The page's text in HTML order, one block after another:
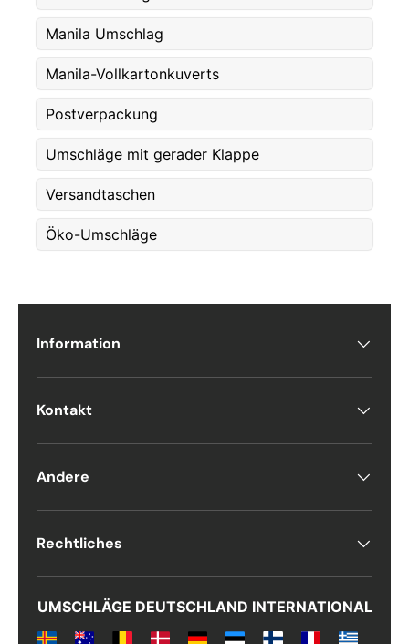
Etternavn *
E-post *
Postnummer
Antall
Manila Umschlag
Manila-Vollkartonkuverts
Postverpackung
Umschläge mit gerader Klappe
Versandtaschen
Öko-Umschläge
Information
Kontakt
Andere
Rechtliches
UMSCHLÄGE DEUTSCHLAND INTERNATIONAL